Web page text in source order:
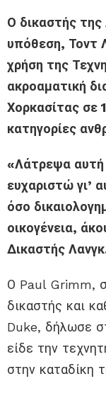
Ο δικαστής
υπόθεση, Τοντ
χρήση της
ακροαματική
Χορκασίτας σε
κατηγορίες
«Λάτρεψα αυτή
ευχαριστώ γι’
όσο
οικογένεια,
Δικαστής
Ο Paul Grimm,
δικαστής και
Duke, δήλωσε
είδε την
στην καταδίκη